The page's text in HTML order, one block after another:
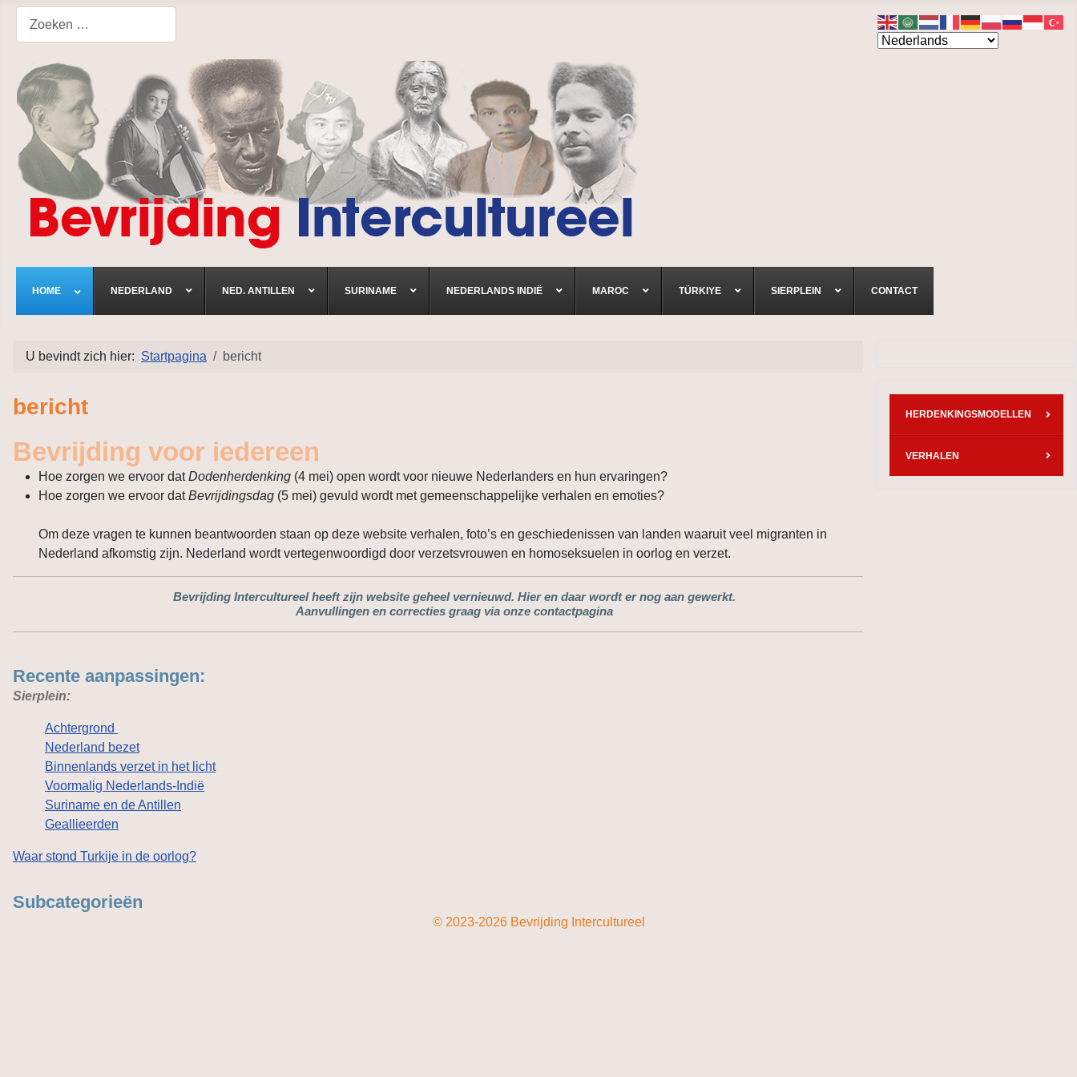
HOME NEDERLAND NED. ANTILLEN SURINAME NEDERLANDS INDIË MAROC TÜRKIYE SIERPLEIN CONTACT
U bevindt zich hier: Startpagina bericht
bericht
Bevrijding voor iedereen
Hoe zorgen we ervoor datDodenherdenking (4 mei) open wordt voor nieuwe Nederlanders en hun ervaringen?
Hoe zorgen we ervoor datBevrijdingsdag (5 mei) gevuld wordt met gemeenschappelijke verhalen en emoties?
Om deze vragen te kunnen beantwoorden staan op deze website verhalen, foto’s en geschiedenissen van landen waaruit veel migranten in
Nederland afkomstig zijn. Nederland wordt vertegenwoordigd door verzetsvrouwen en homoseksuelen in oorlog en verzet.
Bevrijding Intercultureel heeft zijn website geheel vernieuwd. Hier en daar wordt er nog aan gewerkt.
Aanvullingen en correcties graag via onze contactpagina
Recente aanpassingen:
Sierplein:
Achtergrond
Nederland bezet
Binnenlands verzet in het licht
Voormalig Nederlands-Indië
Suriname en de Antillen
Geallieerden
Waar stond Turkije in de oorlog?
Subcategorieën
HERDENKINGSMODELLEN
VERHALEN
© 2023-2026 Bevrijding Intercultureel